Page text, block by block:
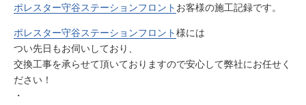
ポレスター守谷ステーションフロント お客様の施工記録です。
ポレスター守谷ステーションフロント様には
つい先日もお伺いしており、
交換工事を承らせて頂いておりますので安心して弊社にお任せく
ださい！
・